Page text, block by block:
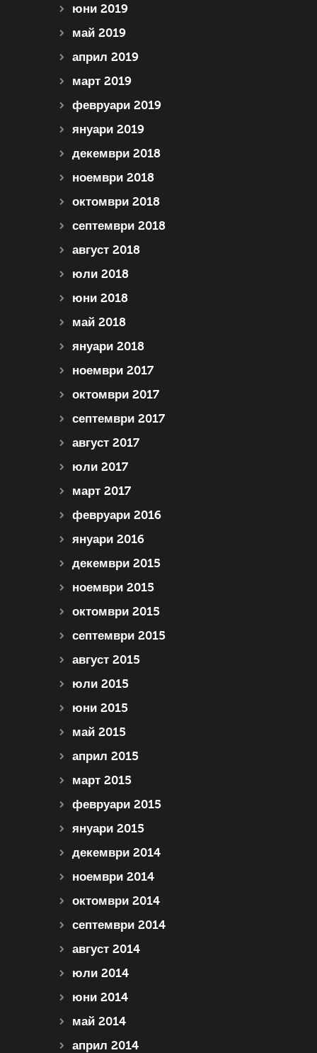
юни 2019
май 2019
април 2019
март 2019
февруари 2019
януари 2019
декември 2018
ноември 2018
октомври 2018
септември 2018
август 2018
юли 2018
юни 2018
май 2018
януари 2018
ноември 2017
октомври 2017
септември 2017
август 2017
юли 2017
март 2017
февруари 2016
януари 2016
декември 2015
ноември 2015
октомври 2015
септември 2015
август 2015
юли 2015
юни 2015
май 2015
април 2015
март 2015
февруари 2015
януари 2015
декември 2014
ноември 2014
октомври 2014
септември 2014
август 2014
юли 2014
юни 2014
май 2014
април 2014